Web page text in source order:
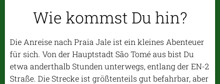
Wie kommst Du hin?
Die Anreise nach Praia Jale ist ein kleines Abenteuer
für sich. Von der Hauptstadt São Tomé aus bist Du
etwa anderthalb Stunden unterwegs, entlang der EN-2
Straße. Die Strecke ist größtenteils gut befahrbar, aber